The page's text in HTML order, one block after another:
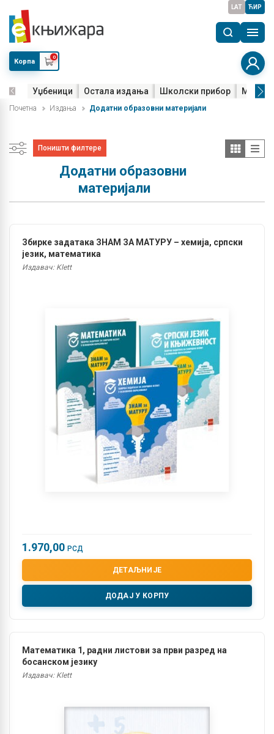
LAT ЋИР
Корпа
0
Уџбеници Остала издања Школски прибор Мала
Почетна Издања Додатни образовни материјали
Поништи филтере
Додатни образовни
материјали
Збирке задатака ЗНАМ ЗА МАТУРУ – хемија, српски
језик, математика
Издавач: Klett
1.970,00 РСД
ДЕТАЉНИЈЕ
ДОДАЈ У КОРПУ
Математика 1, радни листови за први разред на
босанском језику
Издавач: Klett